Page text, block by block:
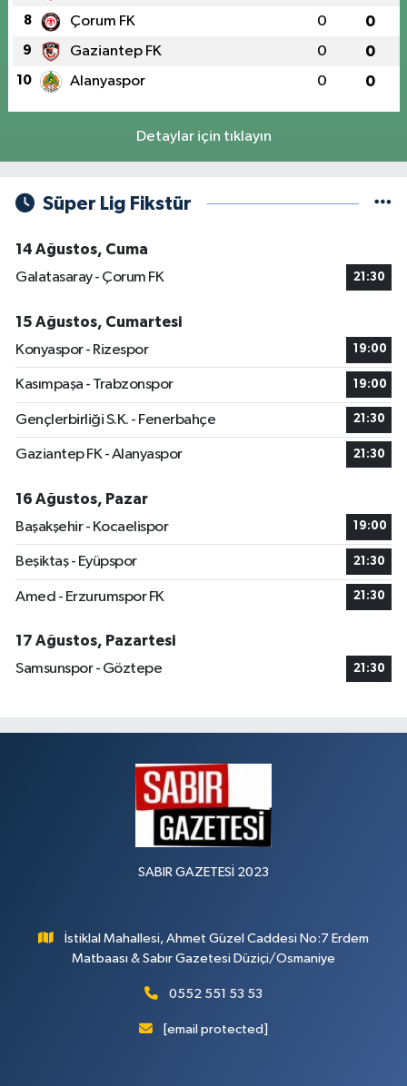
8 Çorum FK 0 0
9 Gaziantep FK 0 0
10 Alanyaspor 0 0
Detaylar için tıklayın
Süper Lig Fikstür
14 Ağustos, Cuma
Galatasaray - Çorum FK
21:30
15 Ağustos, Cumartesi
Konyaspor - Rizespor
19:00
Kasımpaşa - Trabzonspor 19:00
Gençlerbirliği S.K. - Fenerbahçe 21:30
Gaziantep FK - Alanyaspor 21:30
16 Ağustos, Pazar
Başakşehir - Kocaelispor
19:00
Beşiktaş - Eyüpspor 21:30
Amed - Erzurumspor FK 21:30
17 Ağustos, Pazartesi
Samsunspor - Göztepe
21:30
SABIR GAZETESİ 2023
İstiklal Mahallesi, Ahmet Güzel Caddesi No:7 Erdem
Matbaası & Sabır Gazetesi Düziçi/Osmaniye
0552 551 53 53
[email protected]